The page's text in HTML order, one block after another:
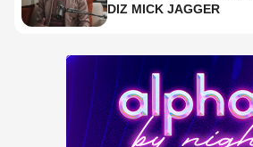
DIZ MICK JAGGER